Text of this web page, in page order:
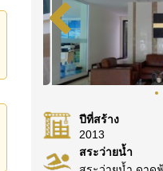
ปีที่สร้าง
2013
สระว่ายน้ำ